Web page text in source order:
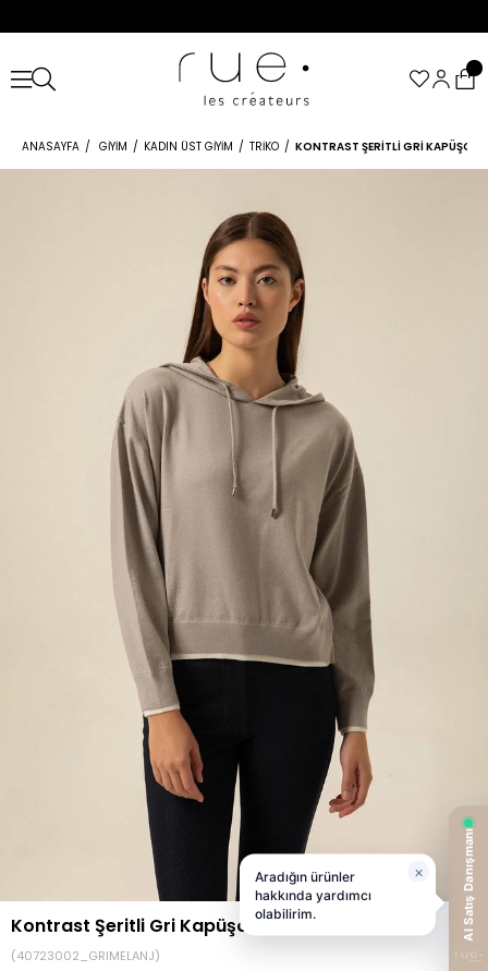
ANASAYFA GIYIM KADIN ÜST GIYIM TRIKO KONTRAST ŞERITLI GRI
Kontrast Şeritli Gri Kapüşonlu Triko
(40723002_GRIMELANJ)